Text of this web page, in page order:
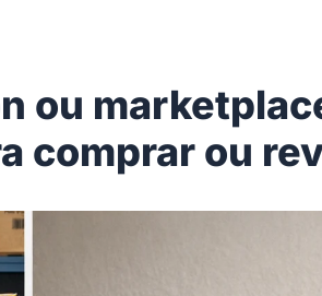
ou
comprar ou